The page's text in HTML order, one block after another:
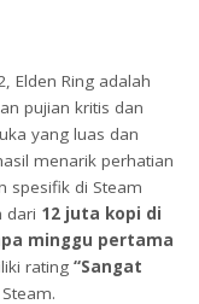
Elden Ring adalah
pujian kritis dan
yang luas dan
menarik perhatian
spesifik di Steam
dari 12 juta kopi di
minggu pertama
rating “Sangat